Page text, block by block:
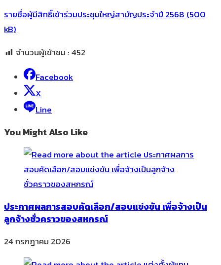
รายชื่อผู้มีสิทธิ์เข้าร่วมประชุมใหญ่สามัญประจำปี 2568
จำนวนผู้เข้าชม :452
Facebook
X
Line
You Might Also Like
ประกาศผลการสอบคัดเลือก/สอบแข่งขัน เพื่อจ้างเป็น
ลูกจ้างชั่วคราวของสหกรณ์
24 กรกฎาคม 2026